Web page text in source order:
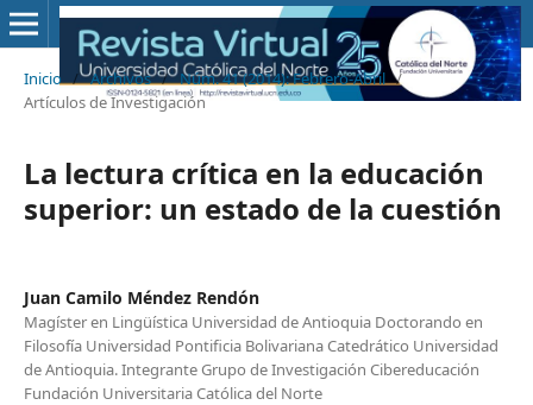
Inicio / Archivos / Núm. 41 (2014): Febrero-Abril /
Artículos de Investigación
La lectura crítica en la educación
superior: un estado de la cuestión
Juan Camilo Méndez Rendón
Magíster en Lingüística Universidad de Antioquia Doctorando en
Filosofía Universidad Pontificia Bolivariana Catedrático Universidad
de Antioquia. Integrante Grupo de Investigación Cibereducación
Fundación Universitaria Católica del Norte